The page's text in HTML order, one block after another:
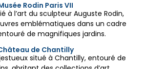
Rodin Paris VII
à l’art du sculpteur Auguste Rodin,
emblématiques dans un cadre
de magnifiques jardins.
de Chantilly
situé à Chantilly, entouré de